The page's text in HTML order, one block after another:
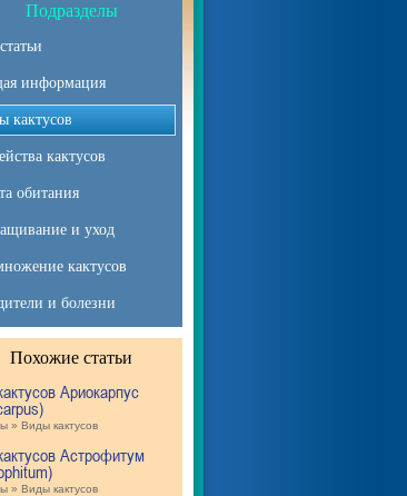
Подразделы
информация
кактусов
кактусов
обитания
и уход
кактусов
и болезни
Похожие статьи
Ариокарпус
» Виды кактусов
Астрофитум
» Виды кактусов